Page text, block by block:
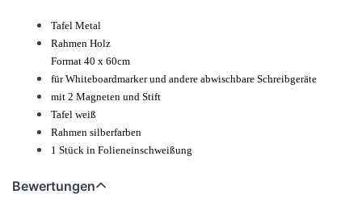
Tafel Metal
Rahmen Holz
Format 40 x 60cm
für Whiteboardmarker und andere abwischbare Schreibgeräte
mit 2 Magneten und Stift
Tafel weiß
Rahmen silberfarben
1 Stück in Folieneinschweißung
Bewertungen